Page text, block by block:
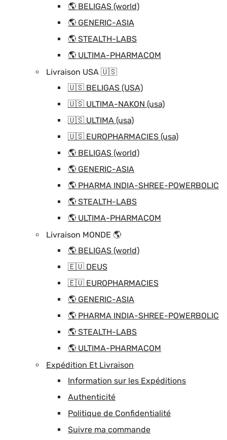
🌎 BELIGAS (world)
🌎 GENERIC-ASIA
🌎 STEALTH-LABS
🌎 ULTIMA-PHARMACOM
Livraison USA 🇺🇸
🇺🇸 BELIGAS (USA)
🇺🇸 ULTIMA-NAKON (usa)
🇺🇸 ULTIMA (usa)
🇺🇸 EUROPHARMACIES (usa)
🌎 BELIGAS (world)
🌎 GENERIC-ASIA
🌎 PHARMA INDIA-SHREE-POWERBOLIC
🌎 STEALTH-LABS
🌎 ULTIMA-PHARMACOM
Livraison MONDE 🌎
🌎 BELIGAS (world)
🇪🇺 DEUS
🇪🇺 EUROPHARMACIES
🌎 GENERIC-ASIA
🌎 PHARMA INDIA-SHREE-POWERBOLIC
🌎 STEALTH-LABS
🌎 ULTIMA-PHARMACOM
Expédition Et Livraison
Information sur les Expéditions
Authenticité
Politique de Confidentialité
Suivre ma commande